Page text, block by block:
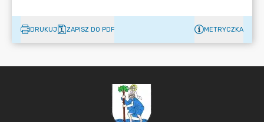
DRUKUJ ZAPISZ DO PDF METRYCZKA